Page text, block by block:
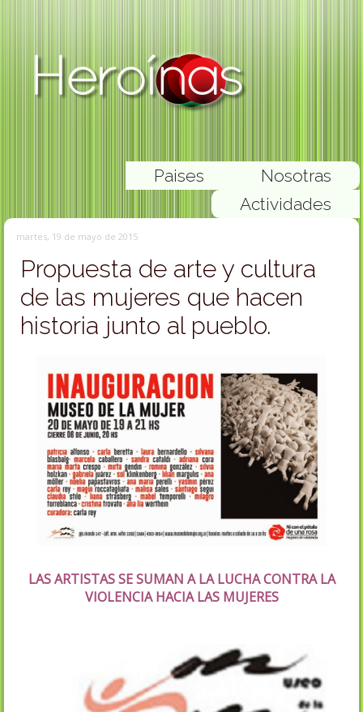
Nosotras
Paises
Actividades
martes, 19 de mayo de 2015
Propuesta de arte y cultura
de las mujeres que hacen
historia junto al pueblo.
LAS ARTISTAS SE SUMAN A LA LUCHA CONTRA LA
VIOLENCIA HACIA LAS MUJERES